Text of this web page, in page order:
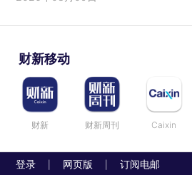
财新移动
财新 财新周刊 Caixin
登录 网页版 订阅电邮